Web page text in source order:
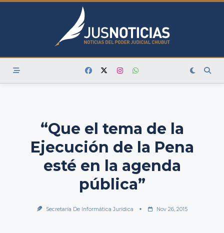
Skip
“Que el tema de la
Ejecución de la Pena
esté en la agenda
pública”
Secretaría De Informática Jurídica Nov 26, 2015